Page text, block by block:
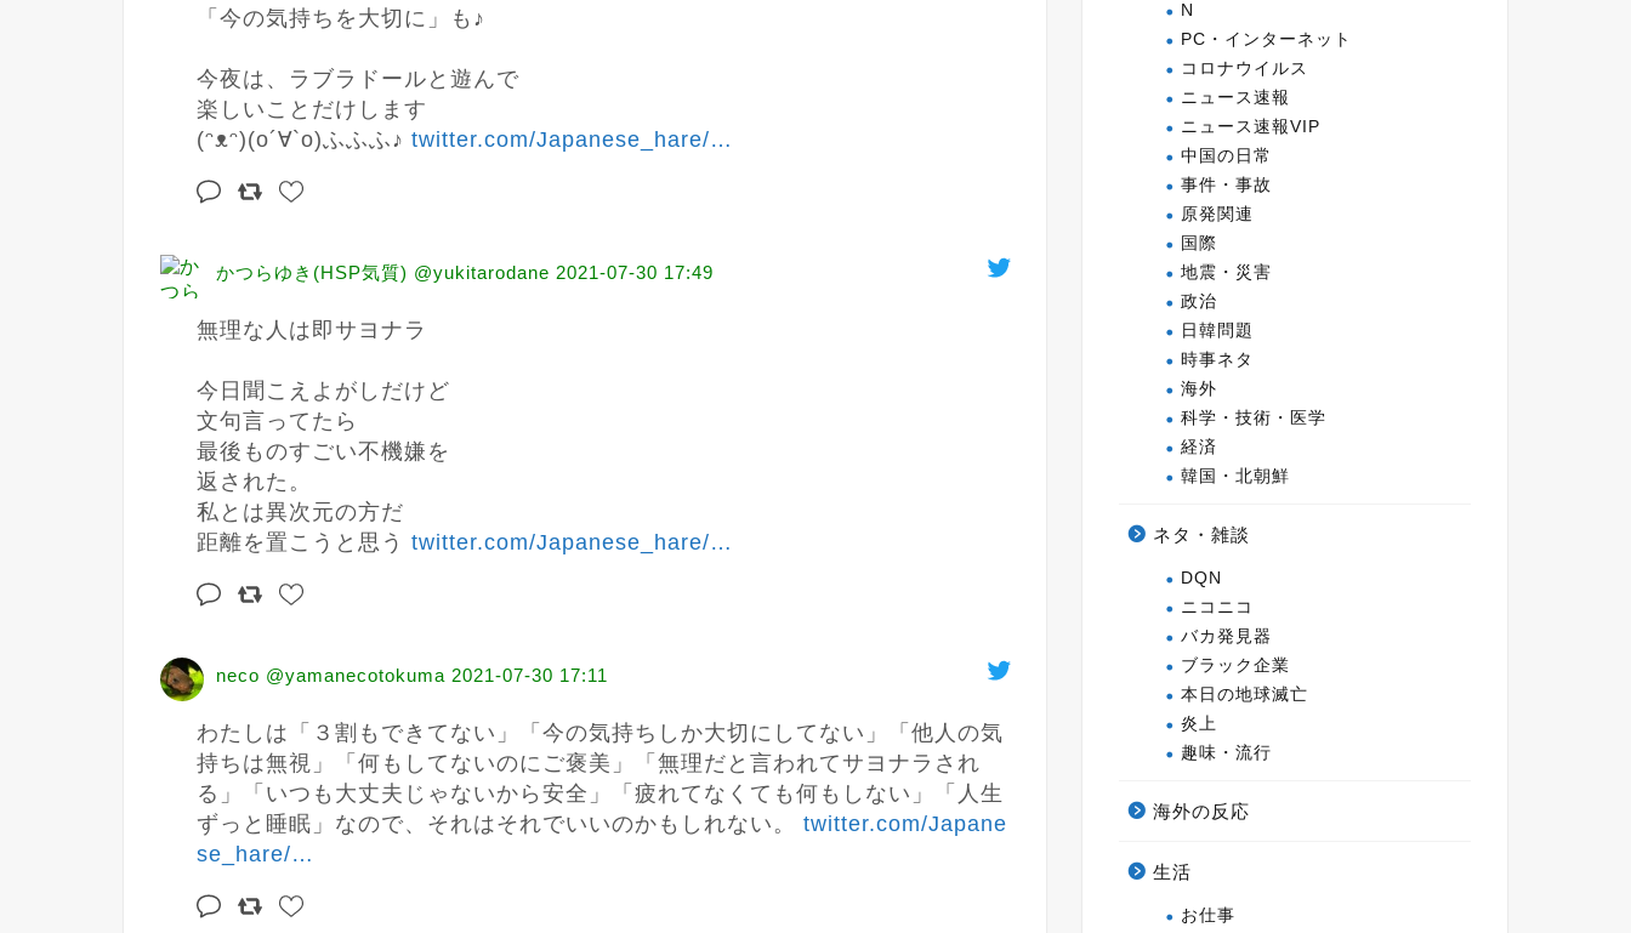
「今の気持ちを大切に」も♪
今夜は、ラブラドールと遊んで
楽しいことだけします
(ᵔᴥᵔ)(о´∀`о)ふふふ♪ twitter.com/Japanese_hare/…
かつらゆき(HSP気質) @yukitarodane 2021-07-30 17:49
無理な人は即サヨナラ
今日聞こえよがしだけど
文句言ってたら
最後ものすごい不機嫌を
返された。
私とは異次元の方だ
距離を置こうと思う twitter.com/Japanese_hare/…
neco @yamanecotokuma 2021-07-30 17:11
わたしは「３割もできてない」「今の気持ちしか大切にしてない」「他人の気
持ちは無視」「何もしてないのにご褒美」「無理だと言われてサヨナラされ
る」「いつも大丈夫じゃないから安全」「疲れてなくても何もしない」「人生
ずっと睡眠」なので、それはそれでいいのかもしれない。 twitter.com/Japane
se_hare/…
N
PC・インターネット
コロナウイルス
ニュース速報
ニュース速報VIP
中国の日常
事件・事故
原発関連
国際
地震・災害
政治
日韓問題
時事ネタ
海外
科学・技術・医学
経済
韓国・北朝鮮
ネタ・雑談
DQN
ニコニコ
バカ発見器
ブラック企業
本日の地球滅亡
炎上
趣味・流行
海外の反応
生活
お仕事